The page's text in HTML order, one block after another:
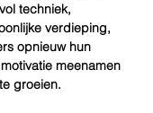
techniek,
verdieping,
opnieuw hun
meenamen
groeien.